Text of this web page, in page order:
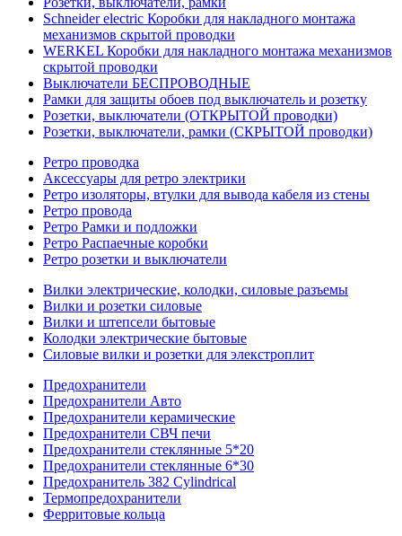
Schneider electric Коробки для накладного монтажа
механизмов скрытой проводки
WERKEL Коробки для накладного монтажа механизмов
скрытой проводки
Выключатели БЕСПРОВОДНЫЕ
Рамки для защиты обоев под выключатель и розетку
Розетки, выключатели (ОТКРЫТОЙ проводки)
Розетки, выключатели, рамки (СКРЫТОЙ проводки)
Ретро проводка
Аксессуары для ретро электрики
Ретро изоляторы, втулки для вывода кабеля из стены
Ретро провода
Ретро Рамки и подложки
Ретро Распаечные коробки
Ретро розетки и выключатели
Вилки электрические, колодки, силовые разъемы
Вилки и розетки силовые
Вилки и штепсели бытовые
Колодки электрические бытовые
Силовые вилки и розетки для элекстроплит
Предохранители
Предохранители Авто
Предохранители керамические
Предохранители СВЧ печи
Предохранители стеклянные 5*20
Предохранители стеклянные 6*30
Предохранитель 382 Cylindrical
Термопредохранители
Ферритовые кольца